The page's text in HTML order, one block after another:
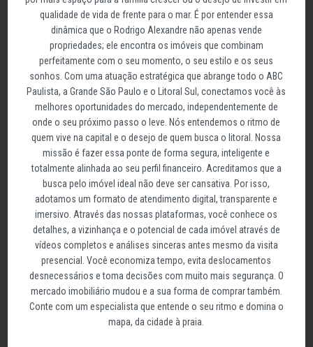
qualidade de vida de frente para o mar. É por entender essa
dinâmica que o Rodrigo Alexandre não apenas vende
propriedades; ele encontra os imóveis que combinam
perfeitamente com o seu momento, o seu estilo e os seus
sonhos. Com uma atuação estratégica que abrange todo o ABC
Paulista, a Grande São Paulo e o Litoral Sul, conectamos você às
melhores oportunidades do mercado, independentemente de
onde o seu próximo passo o leve. Nós entendemos o ritmo de
quem vive na capital e o desejo de quem busca o litoral. Nossa
missão é fazer essa ponte de forma segura, inteligente e
totalmente alinhada ao seu perfil financeiro. Acreditamos que a
busca pelo imóvel ideal não deve ser cansativa. Por isso,
adotamos um formato de atendimento digital, transparente e
imersivo. Através das nossas plataformas, você conhece os
detalhes, a vizinhança e o potencial de cada imóvel através de
vídeos completos e análises sinceras antes mesmo da visita
presencial. Você economiza tempo, evita deslocamentos
desnecessários e toma decisões com muito mais segurança. O
mercado imobiliário mudou e a sua forma de comprar também.
Conte com um especialista que entende o seu ritmo e domina o
mapa, da cidade à praia.